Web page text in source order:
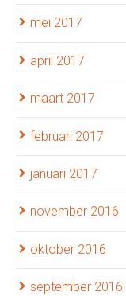
mei 2017
april 2017
maart 2017
februari 2017
januari 2017
november 2016
oktober 2016
september 2016